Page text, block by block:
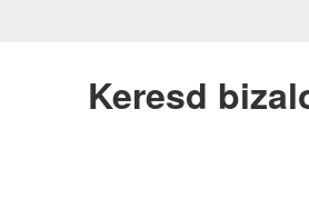
Keresd